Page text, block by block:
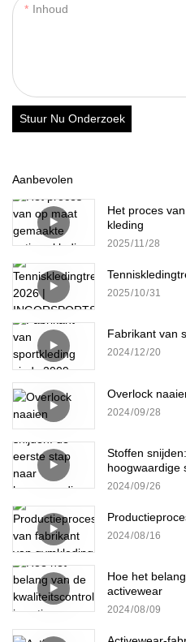
Inhoud
Stuur Nu Onderzoek
Aanbevolen
Het proces
kleding
2025 11 28
2025 10 31
Fabrikant van
2024 12 20
Overlock
2024 09 28
Stoffen
hoogwaardige
2024 09 26
2024 08 16
Hoe het
activewear
2024 08 09